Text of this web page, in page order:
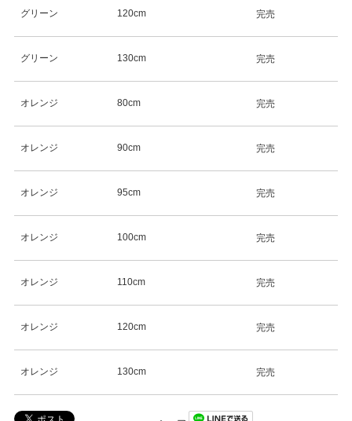
グリーン 120cm 完売
グリーン 130cm 完売
オレンジ 80cm 完売
オレンジ 90cm 完売
オレンジ 95cm 完売
オレンジ 100cm 完売
オレンジ 110cm 完売
オレンジ 120cm 完売
オレンジ 130cm 完売